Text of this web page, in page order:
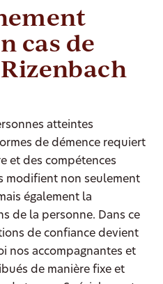
cas de
atteintes
de démence requiert
et des compétences
modifient non seulement
également la
de la personne. Dans ce
de confiance devient
nos accompagnantes et
de manière fixe et